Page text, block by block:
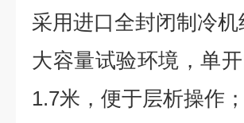
采用进口全封闭制冷
大容量试验环境，单
1.7米，便于层析操作；